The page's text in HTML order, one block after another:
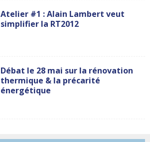
Atelier #1 : Alain Lambert veut
simplifier la RT2012
Débat le 28 mai sur la rénovation
thermique & la précarité
énergétique